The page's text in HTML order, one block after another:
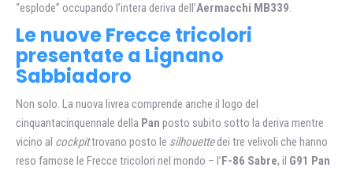
“esplode” occupando l’intera deriva dell’Aermacchi MB339.
Le nuove Frecce tricolori
presentate a Lignano
Sabbiadoro
Non solo. La nuova livrea comprende anche il logo del
cinquantacinquennale della Pan posto subito sotto la deriva mentre
vicino al cockpittrovano posto le silhouettedei tre velivoli che hanno
reso famose le Frecce tricolori nel mondo – l’F-86 Sabre, il G91 Pan